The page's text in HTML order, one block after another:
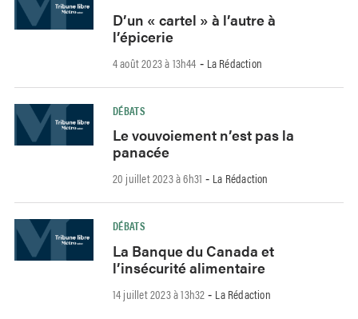
D’un « cartel » à l’autre à
l’épicerie
4 août 2023 à 13h44 - La Rédaction
DÉBATS
Le vouvoiement n’est pas la
panacée
20 juillet 2023 à 6h31 - La Rédaction
DÉBATS
La Banque du Canada et
l’insécurité alimentaire
14 juillet 2023 à 13h32 - La Rédaction